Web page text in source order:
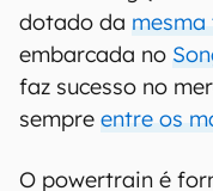
dotado da
embarcada no
faz sucesso no
sempre entre os
O powertrain é